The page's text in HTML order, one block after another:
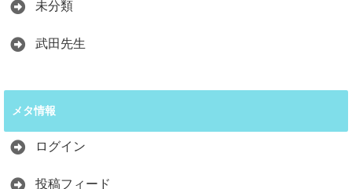
未分類
武田先生
メタ情報
ログイン
投稿フィード